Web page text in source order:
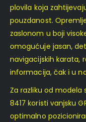
plovila koja
pouzdanost.
zaslonom u boji
omogućuje jasan,
navigacijskih karata,
informacija, čak i u
Za razliku od modela
8417 koristi vanjsku
optimalno